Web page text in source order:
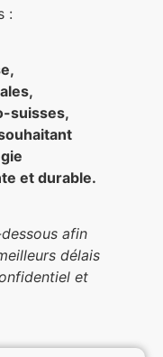
:
suisses,
et durable.
afin
délais
et